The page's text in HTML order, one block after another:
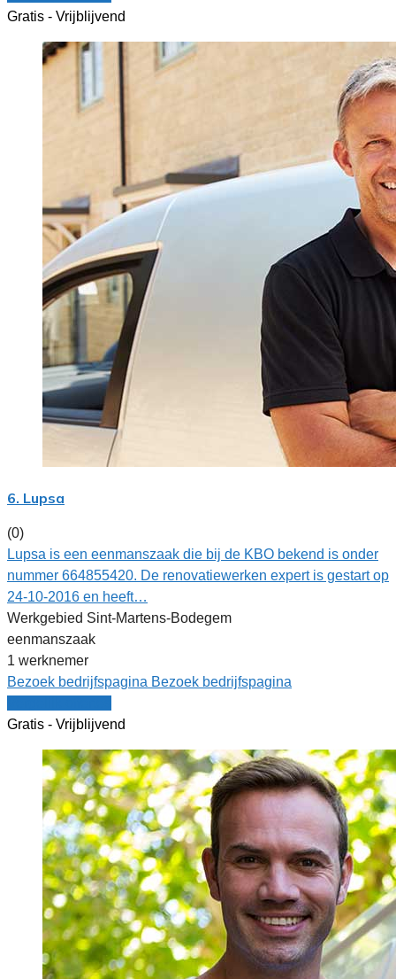
Gratis - Vrijblijvend
6. Lupsa
(0)
Lupsa is een eenmanszaak die bij de KBO bekend is onder
nummer 664855420. De renovatiewerken expert is gestart op
24-10-2016 en heeft…
Werkgebied Sint-Martens-Bodegem
eenmanszaak
1 werknemer
Bezoek bedrijfspagina Bezoek bedrijfspagina
Gratis - Vrijblijvend